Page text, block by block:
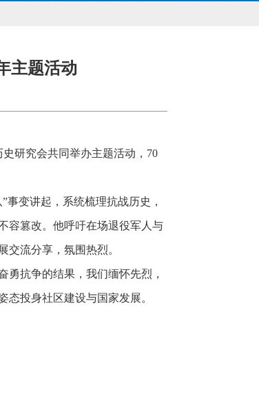
主题活动
研究会共同举办主题活动，70
变讲起，系统梳理抗战历史，
容篡改。他呼吁在场退役军人与
流分享，氛围热烈。
抗争的结果，我们缅怀先烈，
投身社区建设与国家发展。